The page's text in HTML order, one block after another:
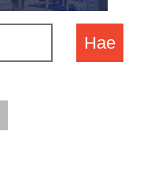
Hae